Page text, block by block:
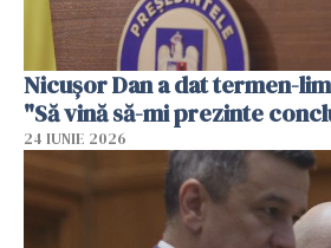
Nicușor Dan a dat termen-
"Să vină să-mi prezinte
24 IUNIE 2026